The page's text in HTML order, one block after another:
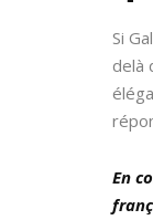
Si
delà
En